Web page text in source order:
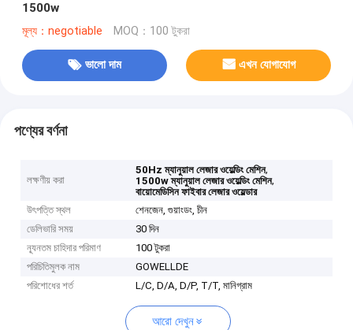
1500w
মূল্য：negotiable MOQ：100 টুকরা
ভালো দাম এখন যোগাযোগ
পণ্যের বর্ণনা
লক্ষণীয় করা
50Hz ম্যানুয়াল লেজার ওয়েল্ডিং মেশিন,
1500w ম্যানুয়াল লেজার ওয়েল্ডিং মেশিন,
বায়োমেডিসিন ফাইবার লেজার ওয়েল্ডার
উৎপত্তি স্থল
শেনজেন, গুয়াংডং, চীন
ডেলিভারি সময়
30 দিন
ন্যূনতম চাহিদার পরিমাণ
100 টুকরা
পরিচিতিমুলক নাম
GOWELLDE
পরিশোধের শর্ত
L/C, D/A, D/P, T/T, মানিগ্রাম
আরো দেখুন